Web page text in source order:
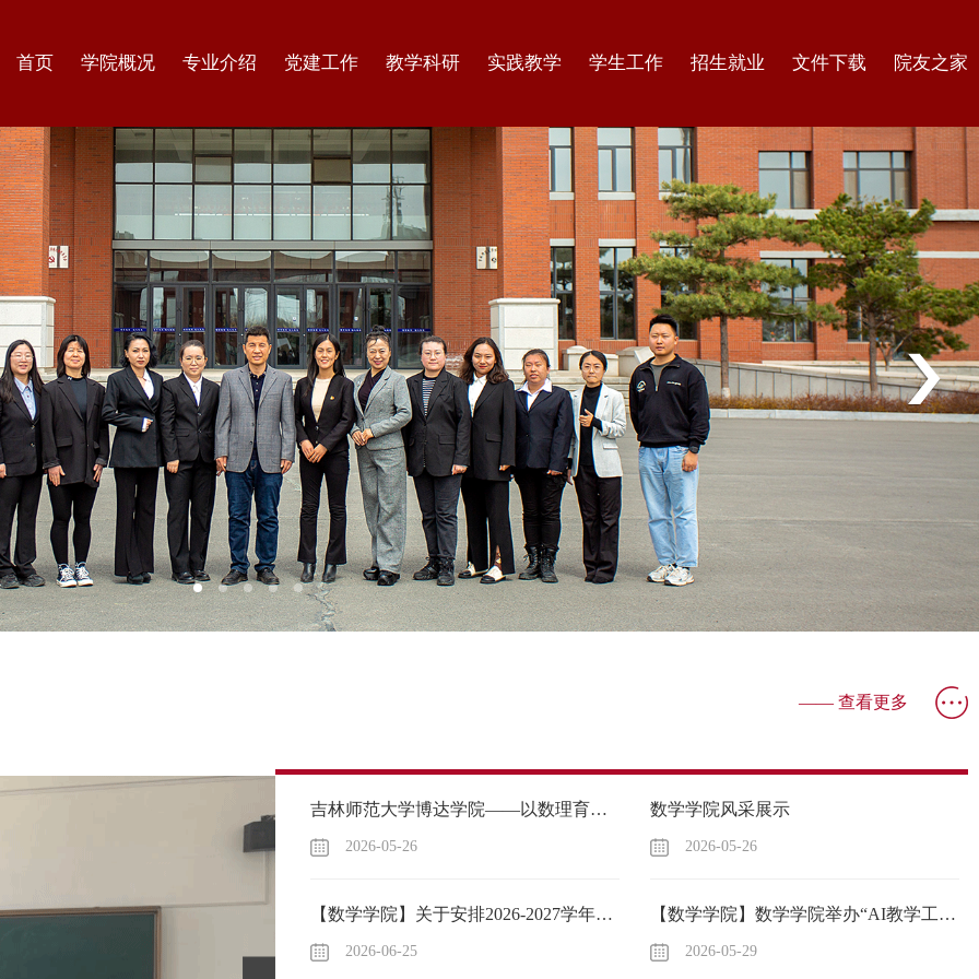
首页 学院概况 专业介绍 党建工作 教学科研 实践教学 学生工作 招生就业 文件下载 院友之家
—— 查看更多
吉林师范大学博达学院——以数理育桃李，用数据创华章！
2026-05-26
数学学院风采展示
2026-05-26
【数学学院】关于安排2026-2027学年度第一学期专职教师新课试讲工作
2026-06-25
【数学学院】数学学院举办“AI教学工具箱”视频研讨与教学交流活动
2026-05-29